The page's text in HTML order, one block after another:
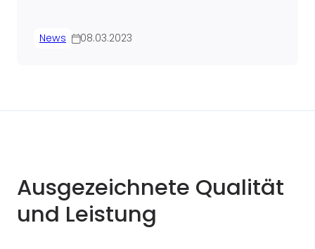
News 08.03.2023
Ausgezeichnete Qualität
und Leistung